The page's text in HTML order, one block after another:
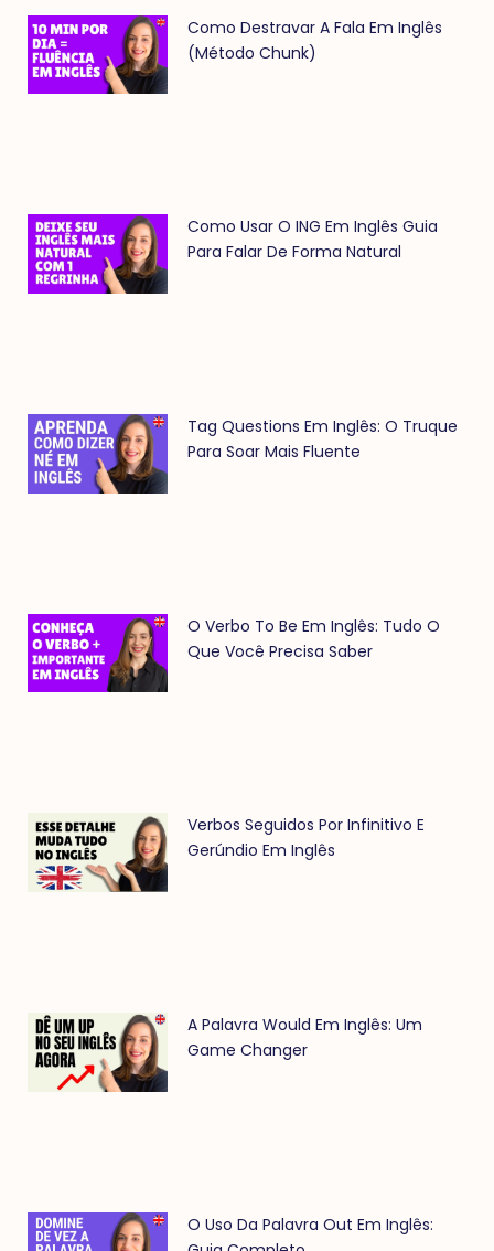
Como Destravar A Fala Em Inglês
(método Chunk)
Como Usar O ING Em Inglês Guia
Para Falar De Forma Natural
Tag Questions Em Inglês: O Truque
Para Soar Mais Fluente
O Verbo To Be Em Inglês: Tudo O
Que Você Precisa Saber
Verbos Seguidos Por Infinitivo E
Gerúndio Em Inglês
A Palavra Would Em Inglês: Um
Game Changer
O Uso Da Palavra Out Em Inglês: